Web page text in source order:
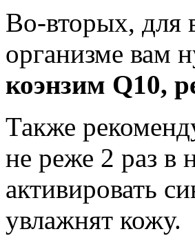
Во-вторых, для
организме вам
коэнзим Q10,
Также
не реже 2 раз в
активировать
увлажнят кожу.